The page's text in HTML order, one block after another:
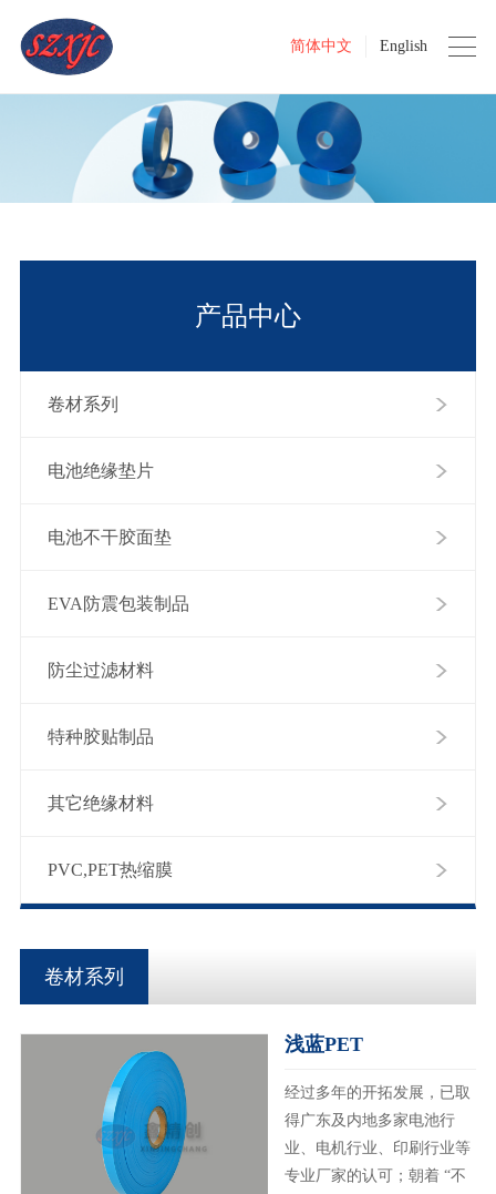
简体中文 English
产品中心
卷材系列
电池绝缘垫片
电池不干胶面垫
EVA防震包装制品
防尘过滤材料
特种胶贴制品
其它绝缘材料
PVC,PET热缩膜
卷材系列
浅蓝PET
经过多年的开拓发展，已取
得广东及内地多家电池行
业、电机行业、印刷行业等
专业厂家的认可；朝着 “不